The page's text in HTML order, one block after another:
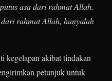
asadari rahmat Allah.
dari rahmat Allah, hanyalah
kegelapan akibat tindakan
petunjuk untuk